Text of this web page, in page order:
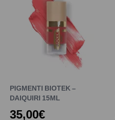
PIGMENTI BIOTEK –
DAIQUIRI 15ML
35,00€